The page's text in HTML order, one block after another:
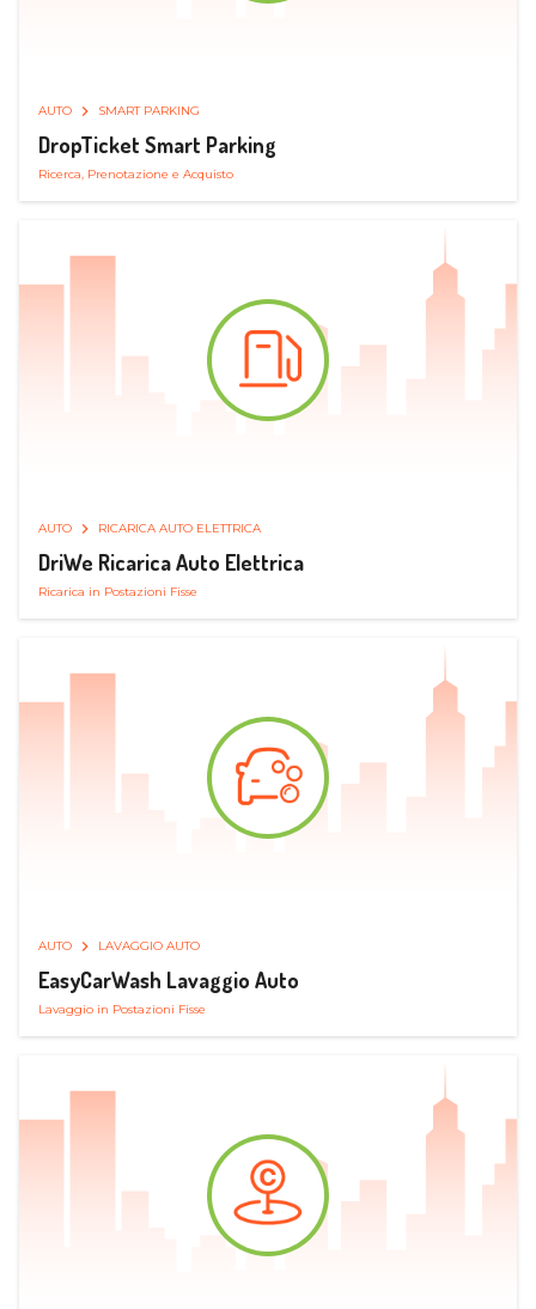
AUTO SMART PARKING
DropTicket Smart Parking
Ricerca, Prenotazione e Acquisto
AUTO RICARICA AUTO ELETTRICA
DriWe Ricarica Auto Elettrica
Ricarica in Postazioni Fisse
AUTO LAVAGGIO AUTO
EasyCarWash Lavaggio Auto
Lavaggio in Postazioni Fisse